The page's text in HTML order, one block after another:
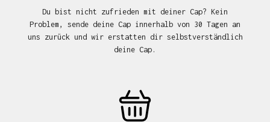
Du bist nicht zufrieden mit deiner Cap? Kein
Problem, sende deine Cap innerhalb von 30 Tagen an
uns zurück und wir erstatten dir selbstverständlich
deine Cap.